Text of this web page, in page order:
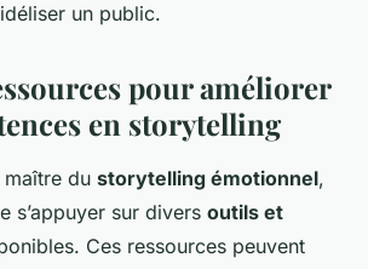
un public.
pour améliorer
en storytelling
du storytelling émotionnel,
s’appuyer sur divers outils et
Ces ressources peuvent